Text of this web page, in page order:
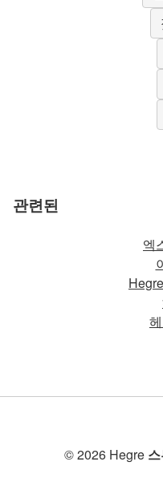
관련된
엑
Hegre
© 2026 Hegre